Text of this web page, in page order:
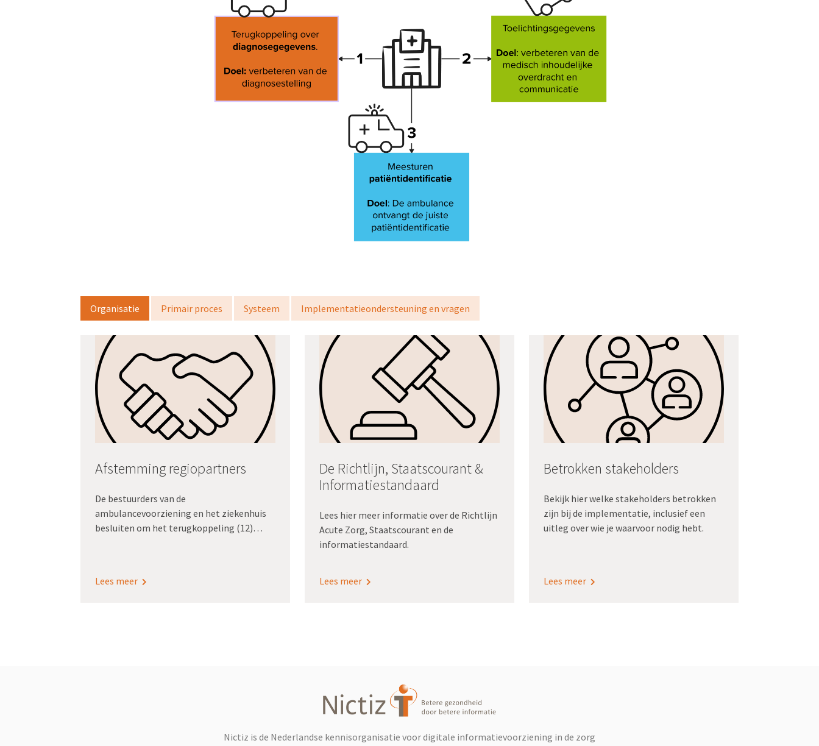
Organisatie Primair proces Systeem Implementatieondersteuning en vragen
Afstemming regiopartners
De bestuurders van de
ambulancevoorziening en het ziekenhuis
besluiten om het terugkoppeling (12)
acute zorg).
Lees meer
De Richtlijn, Staatscourant &
Informatiestandaard
Lees hier meer informatie over de Richtlijn
Acute Zorg, Staatscourant en de
informatiestandaard.
Lees meer
Betrokken stakeholders
Bekijk hier welke stakeholders betrokken
zijn bij de implementatie, inclusief een
uitleg over wie je waarvoor nodig hebt.
Lees meer
Nictiz is de Nederlandse kennisorganisatie voor digitale informatievoorziening in de zorg